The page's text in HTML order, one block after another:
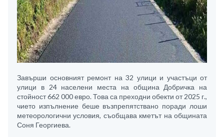
Завърши основният ремонт на 32 улици и участъци от
улици в 24 населени места на община Добричка на
стойност 662 000 евро. Това са преходни обекти от 2025 г.,
чието изпълнение беше възпрепятствано поради лоши
метеорологични условия, съобщава кметът на общината
Соня Георгиева.